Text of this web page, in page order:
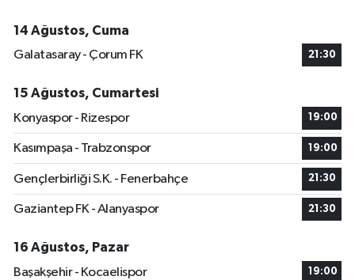
14 Ağustos, Cuma
Galatasaray - Çorum FK
21:30
15 Ağustos, Cumartesi
Konyaspor - Rizespor
19:00
Kasımpaşa - Trabzonspor 19:00
Gençlerbirliği S.K. - Fenerbahçe 21:30
Gaziantep FK - Alanyaspor 21:30
16 Ağustos, Pazar
Başakşehir - Kocaelispor
19:00